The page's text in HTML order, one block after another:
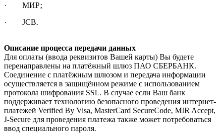
· МИР;
· JCB.
Описание процесса передачи данных
Для оплаты (ввода реквизитов Вашей карты) Вы будете
перенаправлены на платёжный шлюз ПАО СБЕРБАНК.
Соединение с платёжным шлюзом и передача информации
осуществляется в защищённом режиме с использованием
протокола шифрования SSL. В случае если Ваш банк
поддерживает технологию безопасного проведения интернет-
платежей Verified By Visa, MasterCard SecureCode, MIR Accept,
J-Secure для проведения платежа также может потребоваться
ввод специального пароля.